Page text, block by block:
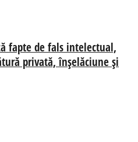
fapte de fals intelectual,
privată, înșelăciune și